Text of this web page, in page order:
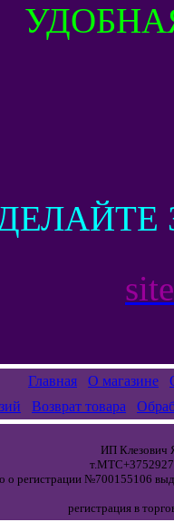
Главная О магазине
Возврат товара
ИП Клезович
о регистрации №700155106
регистрация в